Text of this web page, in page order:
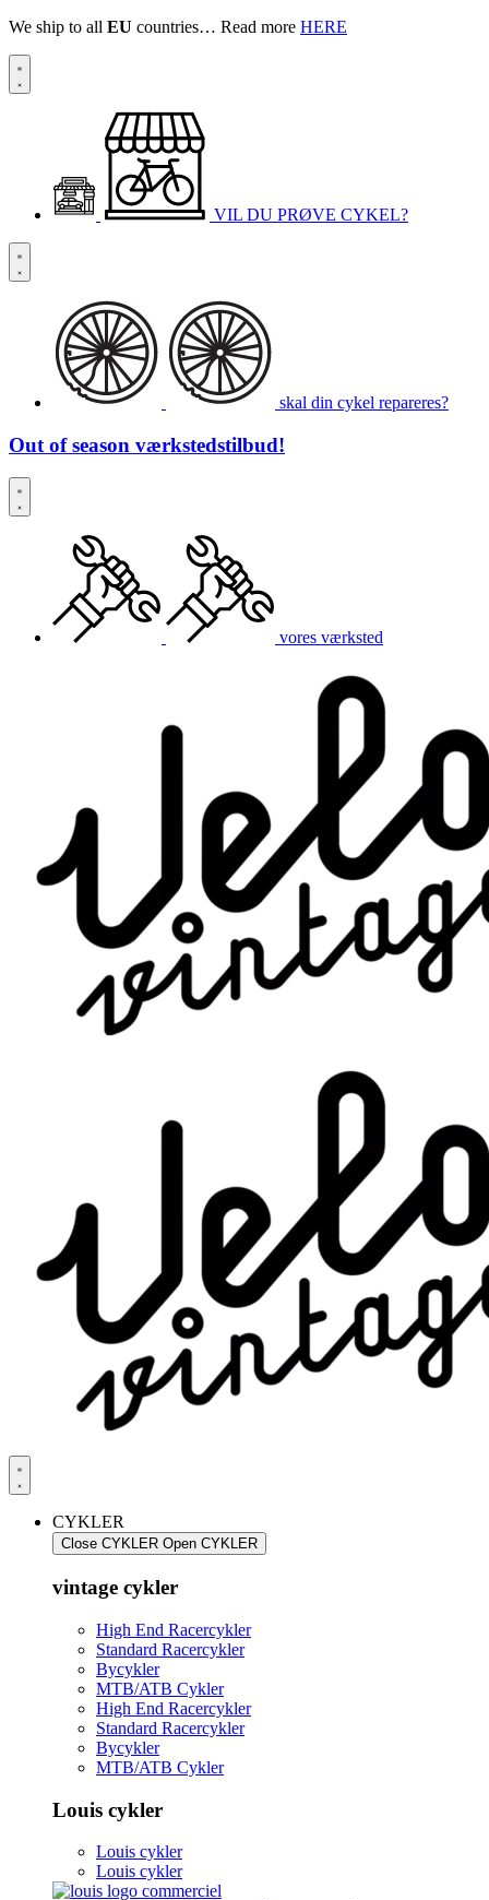
We ship to all EU countries… Read more HERE
VIL DU PRØVE CYKEL?
skal din cykel repareres?
Out of season værkstedstilbud!
vores værksted
CYKLER
Close CYKLER Open CYKLER
vintage cykler
High End Racercykler
Standard Racercykler
Bycykler
MTB/ATB Cykler
High End Racercykler
Standard Racercykler
Bycykler
MTB/ATB Cykler
Louis cykler
Louis cykler
Louis cykler